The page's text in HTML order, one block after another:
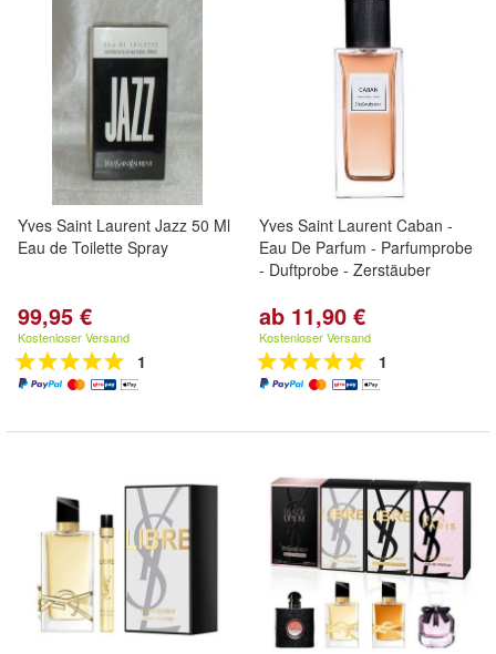
Yves Saint Laurent Jazz 50 Ml
Eau de Toilette Spray
99,95 €
Kostenloser Versand
1
Yves Saint Laurent Caban -
Eau De Parfum - Parfumprobe
- Duftprobe - Zerstäuber
ab 11,90 €
Kostenloser Versand
1